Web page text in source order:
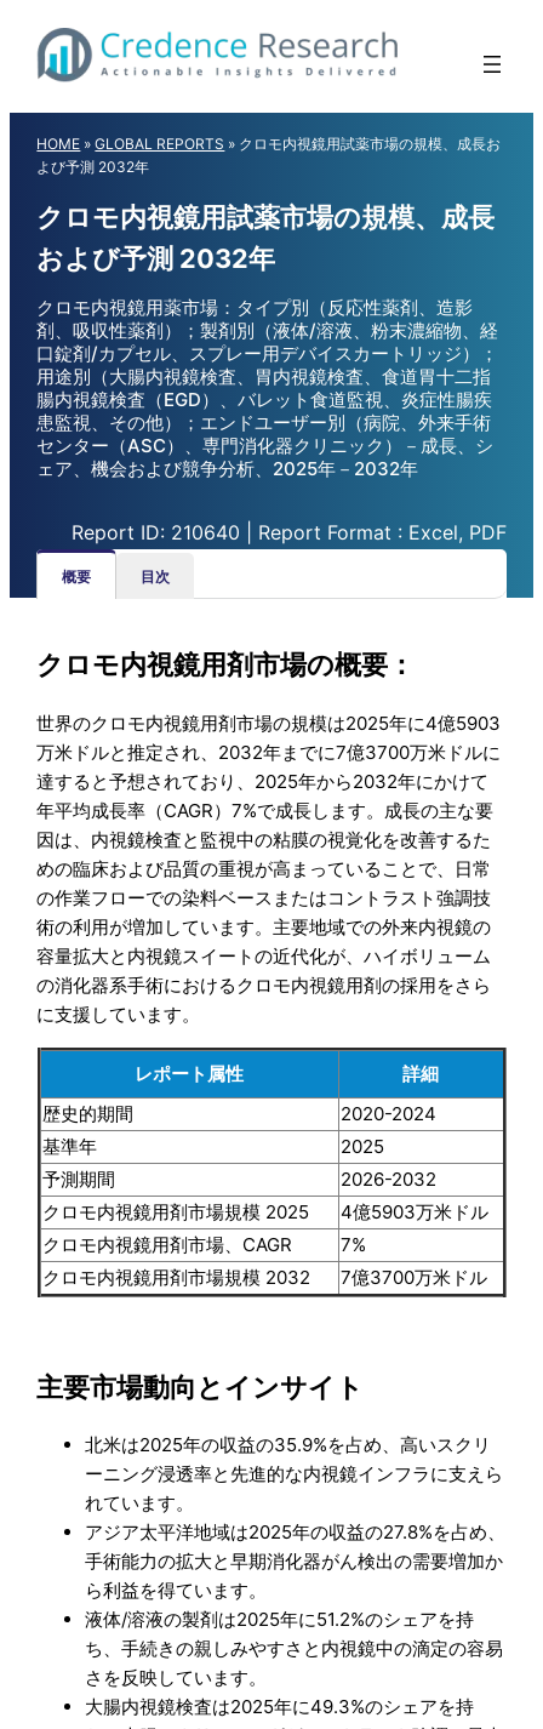
content
HOME »GLOBAL REPORTS » クロモ内視鏡用試薬市場の規模、成長お
よび予測 2032年
クロモ内視鏡用試薬市場の規模、成長
および予測 2032年
クロモ内視鏡用薬市場：タイプ別（反応性薬剤、造影
剤、吸収性薬剤）；製剤別（液体/溶液、粉末濃縮物、経
口錠剤/カプセル、スプレー用デバイスカートリッジ）；
用途別（大腸内視鏡検査、胃内視鏡検査、食道胃十二指
腸内視鏡検査（EGD）、バレット食道監視、炎症性腸疾
患監視、その他）；エンドユーザー別（病院、外来手術
センター（ASC）、専門消化器クリニック）－成長、シ
ェア、機会および競争分析、2025年－2032年
Report ID: 210640 | Report Format : Excel, PDF
概要 目次
クロモ内視鏡用剤市場の概要：
世界のクロモ内視鏡用剤市場の規模は2025年に4億5903
万米ドルと推定され、2032年までに7億3700万米ドルに
達すると予想されており、2025年から2032年にかけて
年平均成長率（CAGR）7%で成長します。成長の主な要
因は、内視鏡検査と監視中の粘膜の視覚化を改善するた
めの臨床および品質の重視が高まっていることで、日常
の作業フローでの染料ベースまたはコントラスト強調技
術の利用が増加しています。主要地域での外来内視鏡の
容量拡大と内視鏡スイートの近代化が、ハイボリューム
の消化器系手術におけるクロモ内視鏡用剤の採用をさら
に支援しています。
レポート属性
詳細
歴史的期間
2020-2024
基準年
2025
予測期間
2026-2032
クロモ内視鏡用剤市場規模 2025
4億5903万米ドル
クロモ内視鏡用剤市場、CAGR
7%
クロモ内視鏡用剤市場規模 2032
7億3700万米ドル
主要市場動向とインサイト
北米は2025年の収益の35.9%を占め、高いスクリ
ーニング浸透率と先進的な内視鏡インフラに支えら
れています。
アジア太平洋地域は2025年の収益の27.8%を占め、
手術能力の拡大と早期消化器がん検出の需要増加か
ら利益を得ています。
液体/溶液の製剤は2025年に51.2%のシェアを持
ち、手続きの親しみやすさと内視鏡中の滴定の容易
さを反映しています。
大腸内視鏡検査は2025年に49.3%のシェアを持